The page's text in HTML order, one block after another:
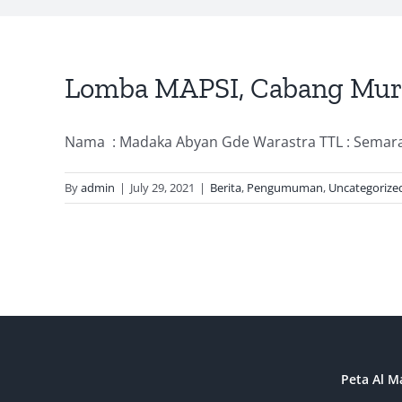
Lomba MAPSI, Cabang
Nama : Madaka Abyan Gde Warastra TTL :
Byadmin | July 29, 2021 | Berita, Pengumuman,
Peta Al